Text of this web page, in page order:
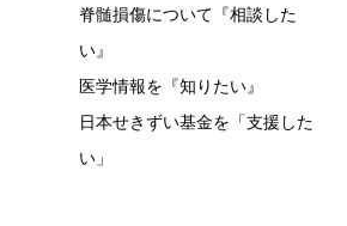
脊髄損傷について『相談した
い』
医学情報を『知りたい』
日本せきずい基金を「支援した
い」